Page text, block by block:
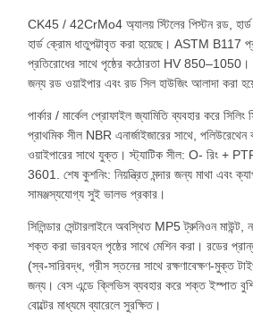
CK45 / 42CrMo4 অ্যালয় স্টিলের পিস্টন রড,
হার্ড ক্রোম ধাতুপট্টাবৃত করা হয়েছে। ASTM B117
প্রতিরোধের সাথে পৃষ্ঠের কঠোরতা HV 850–1050।
জন্য রড ওয়াইপার এবং রড সিল হাউজিং আলাদা করা
পার্কার / মার্কেল প্রোফাইল জ্যামিতি ব্যবহার করে
প্রাথমিক সীল NBR এনার্জাইজারের সাথে, পলিউরেথেন
ওয়াইপারের সাথে যুক্ত। স্ট্যাটিক সীল: O- রিং +
3601. শেষ কুশনিং: নিয়ন্ত্রিত মন্দার জন্য মাথা এবং
সামঞ্জস্যযোগ্য সুই ভালভ প্রকার।
সিলিন্ডার সেন্টারলাইনে অবস্থিত MP5 ট্রুনিওন
শক্ত করা ভারবহন পৃষ্ঠের সাথে মেশিন করা। রডের
(স্ব-সারিবদ্ধ, গ্রীস স্তনের সাথে রক্ষণাবেক্ষণ-মুক্ত
জন্য। বেস এন্ডে ক্লিভিস ব্যবহার করে শক্ত ইস্পাত
বোল্টের মাধ্যমে ব্যারেলে সুরক্ষিত।